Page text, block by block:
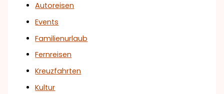
Autoreisen
Events
Familienurlaub
Fernreisen
Kreuzfahrten
Kultur